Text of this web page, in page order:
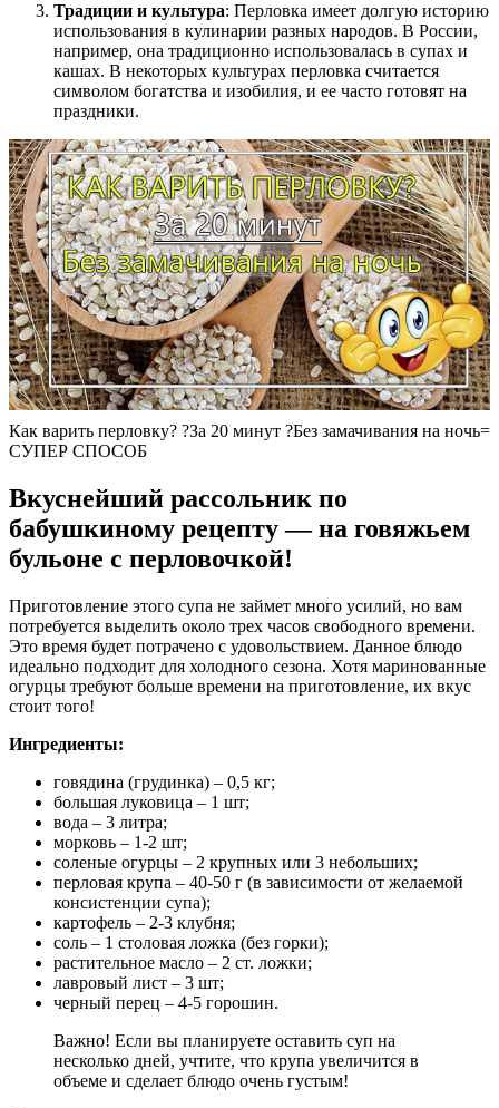
Традиции и культура: Перловка имеет долгую историю
использования в кулинарии разных народов. В России,
например, она традиционно использовалась в супах и
кашах. В некоторых культурах перловка считается
символом богатства и изобилия, и ее часто готовят на
праздники.
Как варить перловку? ?За 20 минут ?Без замачивания на ночь=
СУПЕР СПОСОБ
Вкуснейший рассольник по
бабушкиному рецепту — на говяжьем
бульоне с перловочкой!
Приготовление этого супа не займет много усилий, но вам
потребуется выделить около трех часов свободного времени.
Это время будет потрачено с удовольствием. Данное блюдо
идеально подходит для холодного сезона. Хотя маринованные
огурцы требуют больше времени на приготовление, их вкус
стоит того!
Ингредиенты:
говядина (грудинка) – 0,5 кг;
большая луковица – 1 шт;
вода – 3 литра;
морковь – 1-2 шт;
соленые огурцы – 2 крупных или 3 небольших;
перловая крупа – 40-50 г (в зависимости от желаемой
консистенции супа);
картофель – 2-3 клубня;
соль – 1 столовая ложка (без горки);
растительное масло – 2 ст. ложки;
лавровый лист – 3 шт;
черный перец – 4-5 горошин.
Важно! Если вы планируете оставить суп на
несколько дней, учтите, что крупа увеличится в
объеме и сделает блюдо очень густым!